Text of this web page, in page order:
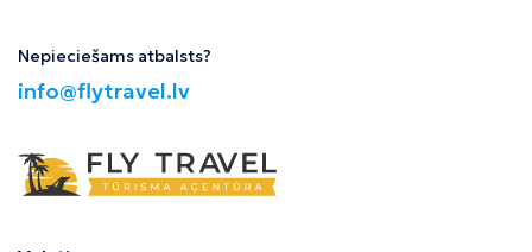
Nepieciešams atbalsts?
info@flytravel.lv